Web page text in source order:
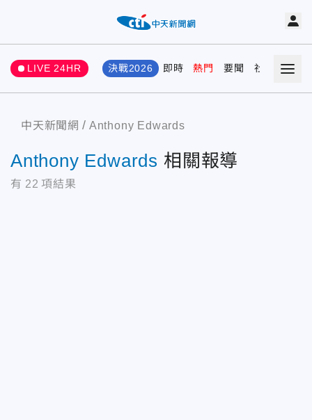
LIVE 24HR 決戰2026 即時 熱門 要聞 社會 娛樂
中天新聞網 Anthony Edwards
Anthony Edwards 相關報導
有 22 項結果